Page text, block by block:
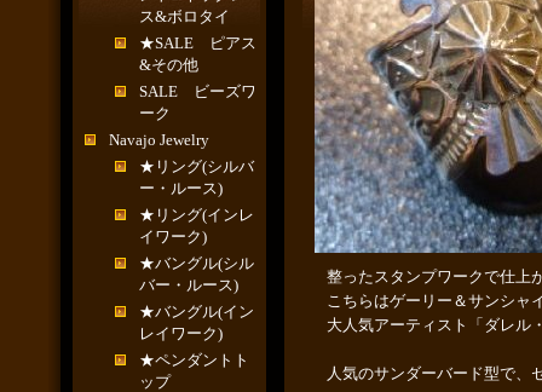
ス&ボロタイ
★SALE ピアス
&その他
SALE ビーズワ
ーク
Navajo Jewelry
★リング(シルバ
ー・ルース)
★リング(インレ
イワーク)
★バングル(シル
バー・ルース)
★バングル(イン
レイワーク)
★ペンダントト
ップ
整ったスタンプワークで仕上
こちらはゲーリー＆サンシャ
大人気アーティスト「ダレル
人気のサンダーバード型で、